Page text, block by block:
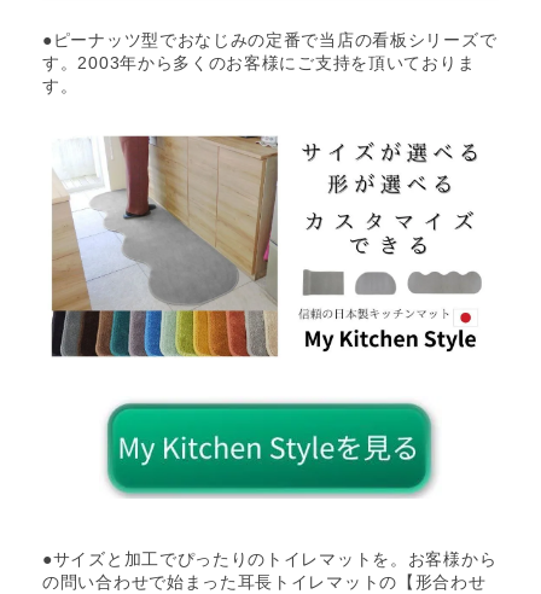
●ピーナッツ型でおなじみの定番で当店の看板シリーズで
す。2003年から多くのお客様にご支持を頂いておりま
す。
●サイズと加工でぴったりのトイレマットを。お客様から
の問い合わせで始まった耳長トイレマットの【形合わせ